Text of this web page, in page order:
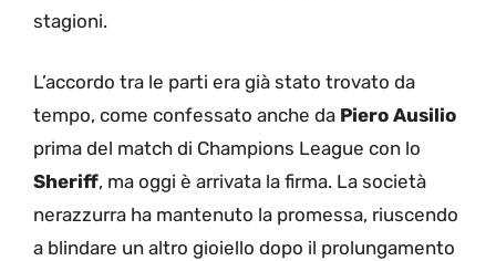
stagioni.
L’accordo tra le parti era già stato trovato da
tempo, come confessato anche da Piero Ausilio
prima del match di Champions League con lo
Sheriff, ma oggi è arrivata la firma. La società
nerazzurra ha mantenuto la promessa, riuscendo
a blindare un altro gioiello dopo il prolungamento